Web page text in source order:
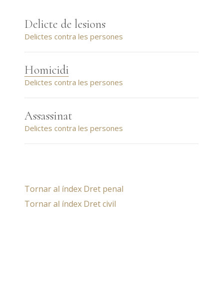
Delicte de lesions
Delictes contra les persones
Homicidi
Delictes contra les persones
Assassinat
Delictes contra les persones
Tornar al índex Dret penal
Tornar al índex Dret civil